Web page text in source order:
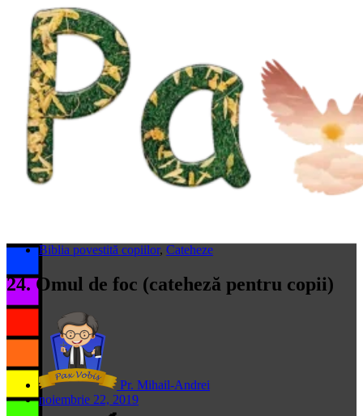
Biblia povestită copiilor, Cateheze
24. Omul de foc (cateheză pentru copii)
Pr. Mihail-Andrei
noiembrie 22, 2019